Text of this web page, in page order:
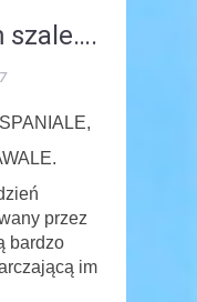
szale….
przez
bardzo
im